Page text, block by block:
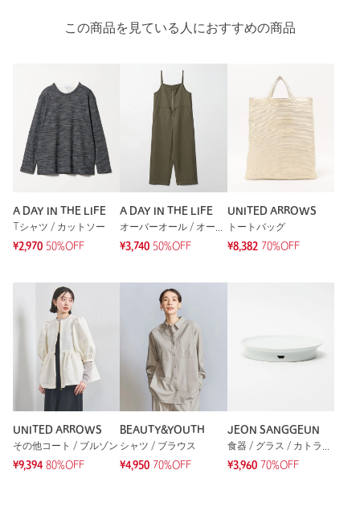
この商品を見ている人におすすめの商品
A DAY IN THE LIFE
Tシャツ / カットソー
¥2,970 50%OFF
A DAY IN THE LIFE
オーバーオール / オールインワン
¥3,740 50%OFF
UNITED ARROWS
トートバッグ
¥8,382 70%OFF
UNITED ARROWS
その他コート / ブルゾン
¥9,394 80%OFF
BEAUTY&YOUTH
シャツ / ブラウス
¥4,950 70%OFF
JEON SANGGEUN
食器 / グラス / カトラリー
¥3,960 70%OFF